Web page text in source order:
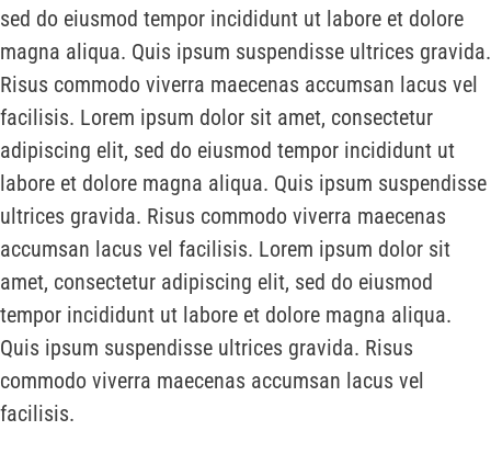
sed do eiusmod tempor incididunt ut labore et dolore
magna aliqua. Quis ipsum suspendisse ultrices gravida.
Risus commodo viverra maecenas accumsan lacus vel
facilisis. Lorem ipsum dolor sit amet, consectetur
adipiscing elit, sed do eiusmod tempor incididunt ut
labore et dolore magna aliqua. Quis ipsum suspendisse
ultrices gravida. Risus commodo viverra maecenas
accumsan lacus vel facilisis. Lorem ipsum dolor sit
amet, consectetur adipiscing elit, sed do eiusmod
tempor incididunt ut labore et dolore magna aliqua.
Quis ipsum suspendisse ultrices gravida. Risus
commodo viverra maecenas accumsan lacus vel
facilisis.